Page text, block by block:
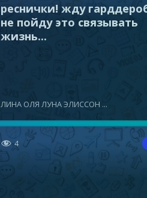
реснички! жду
не пойду это связывать
жизнь...
ЛИНА ОЛЯ ЛУНА ЭЛИССОН ...
 4